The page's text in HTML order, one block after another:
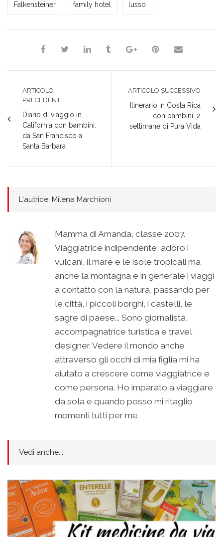
Falkensteiner family hotel lusso
ARTICOLO
PRECEDENTE
Diario di viaggio in
California con bambini:
da San Francisco a
Santa Barbara
ARTICOLO SUCCESSIVO
Itinerario in Costa Rica
con bambini: 2
settimane di Pura Vida
L'autrice: Milena Marchioni
Mamma di Amanda, classe 2007.
Viaggiatrice indipendente, adoro i
vulcani, il mare e le isole tropicali ma
anche la montagna e in generale i viaggi
a contatto con la natura, passando per
le città, i piccoli borghi, i castelli, le
sagre di paese... Sono giornalista,
accompagnatrice turistica e travel
designer. Vedere il mondo anche
attraverso gli occhi di mia figlia mi ha
aiutato a crescere come viaggiatrice e
come persona. Ho imparato a viaggiare
da sola e quando posso mi ritaglio
momenti tutti per me
Vedi anche...